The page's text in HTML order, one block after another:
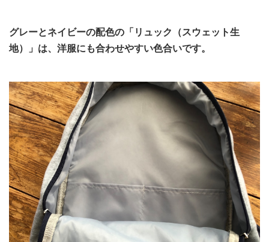
グレーとネイビーの配色の「リュック（スウェット生
地）」は、洋服にも合わせやすい色合いです。